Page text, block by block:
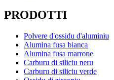
PRODOTTI
Polvere d'ossidu d'aluminiu
Alumina fusa bianca
Alumina fusa marrone
Carburu di siliciu neru
Carburu di siliciu verde